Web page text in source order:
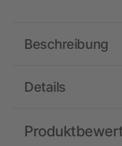
Details
Beschreibung